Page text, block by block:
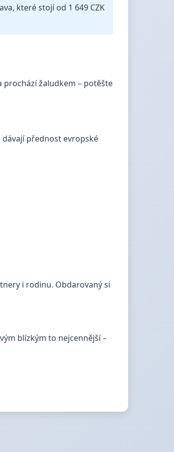
které stojí od 1 649 CZK
prochází žaludkem – potěšte
dávají přednost evropské
i rodinu. Obdarovaný si
blízkým to nejcennější –